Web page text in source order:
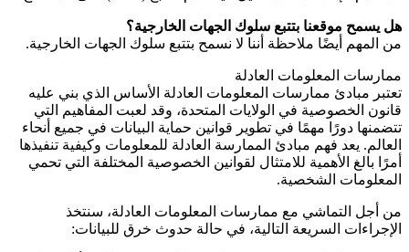
هل يسمح موقعنا بتتبع سلوك الجهات الخارجية؟
من المهم أيضًا ملاحظة أننا لا نسمح بتتبع سلوك الجهات الخارجية.
ممارسات المعلومات العادلة
تعتبر مبادئ ممارسات المعلومات العادلة الأساس الذي بني عليه
قانون الخصوصية في الولايات المتحدة، وقد لعبت المفاهيم التي
تتضمنها دورًا مهمًا في تطوير قوانين حماية البيانات في جميع أنحاء
العالم. يعد فهم مبادئ الممارسة العادلة للمعلومات وكيفية تنفيذها
أمرًا بالغ الأهمية للامتثال لقوانين الخصوصية المختلفة التي تحمي
المعلومات الشخصية.
من أجل التماشي مع ممارسات المعلومات العادلة، سنتخذ
الإجراءات السريعة التالية، في حالة حدوث خرق للبيانات: